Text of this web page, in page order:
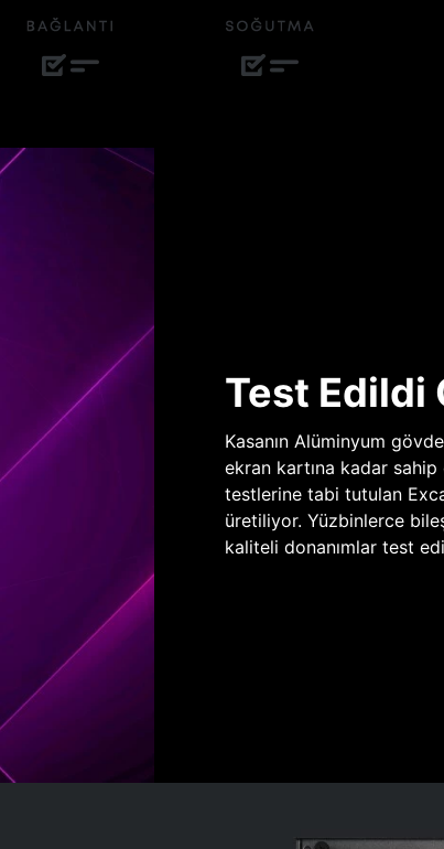
Test Edildi
Kasanın Alüminyum
ekran kartına kadar
testlerine tabi tutulan
üretiliyor. Yüzbinlerce
kaliteli donanımlar test